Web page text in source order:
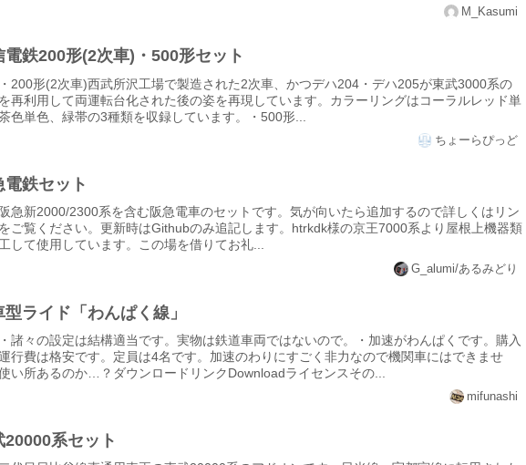
M_Kasumi
電鉄200形(2次車)・500形セット
200形(2次車)西武所沢工場で製造された2次車、かつデハ204・デハ205が東武3000系の
再利用して両運転台化された後の姿を再現しています。カラーリングはコーラルレッド単
色単色、緑帯の3種類を収録しています。・500形...
ちょーらぴっど
電鉄セット
急新2000/2300系を含む阪急電車のセットです。気が向いたら追加するので詳しくはリン
ご覧ください。更新時はGithubのみ追記します。htrkdk様の京王7000系より屋根上機器類
して使用しています。この場を借りてお礼...
G_alumi/あるみどり
型ライド「わんぱく線」
諸々の設定は結構適当です。実物は鉄道車両ではないので。・加速がわんぱくです。購入
行費は格安です。定員は4名です。加速のわりにすごく非力なので機関車にはできませ
い所あるのか…？ダウンロードリンクDownloadライセンスその...
mifunashi
20000系セット